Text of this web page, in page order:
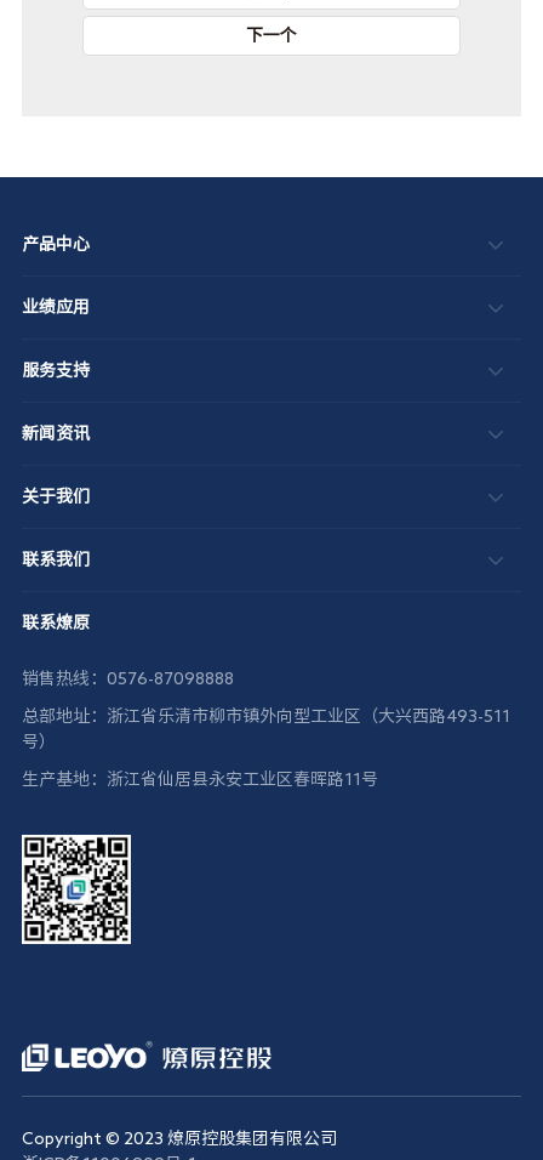
下一个
产品中心
业绩应用
服务支持
新闻资讯
关于我们
联系我们
联系燎原
销售热线：0576-87098888
总部地址：浙江省乐清市柳市镇外向型工业区（大兴西路493-511
号）
生产基地：浙江省仙居县永安工业区春晖路11号
Copyright © 2023 燎原控股集团有限公司